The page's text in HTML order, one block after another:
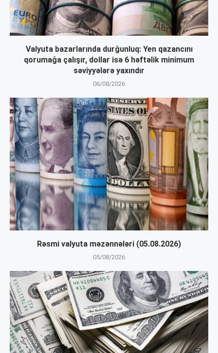
Valyuta bazarlarında durğunluq: Yen qazancını
qorumağa çalışır, dollar isə 6 həftəlik minimum
səviyyələrə yaxındır
06/08/2026
Rəsmi valyuta məzənnələri (05.08.2026)
05/08/2026